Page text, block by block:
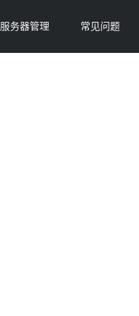
服务器管理 常见问题